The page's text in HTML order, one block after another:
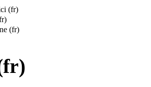
(fr)
(fr)